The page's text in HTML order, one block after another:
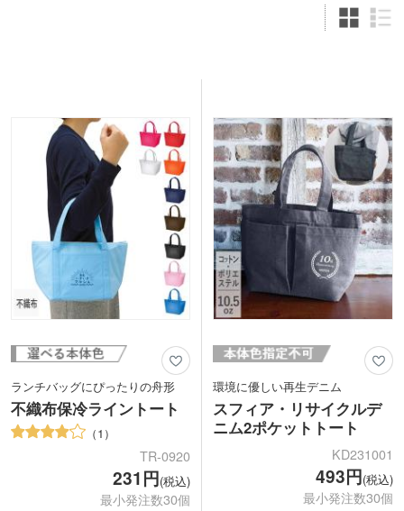
ランチバッグにぴったりの舟形
不織布保冷ライントート
1
TR-0920
231円(税込)
最小発注数30個
環境に優しい再生デニム
スフィア・リサイクルデ
ニム2ポケットトート
KD231001
493円(税込)
最小発注数30個